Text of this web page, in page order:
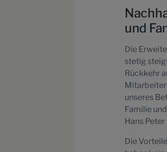
und
Die
stetig
Rückkehr
unseres
Familie
Hans
Die